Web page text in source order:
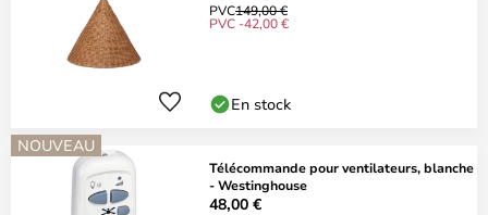
PVC149,00 €
PVC -42,00 €
En stock
NOUVEAU
Télécommande pour ventilateurs, blanche
- Westinghouse
48,00 €